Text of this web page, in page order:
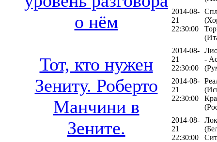
о нём
Тот, кто нужен
Зениту. Роберто
Манчини в
Зените.
2014-08-
21
22:30:00
2014-08-
21
22:30:00
-
2014-08-
21
22:30:00
2014-08-
21
22:30:00